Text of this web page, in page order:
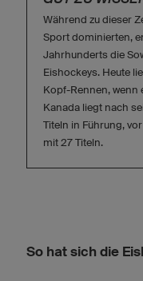
Während zu dieser
Sport dominierten,
Jahrhunderts die
Eishockeys. Heute
Kopf-Rennen, wenn
Kanada liegt nach
Titeln in Führung,
mit 27 Titeln.
So hat sich die